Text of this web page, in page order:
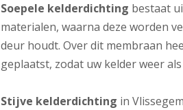
Soepele kelderdichting bestaat
materialen, waarna deze worden
deur houdt. Over dit membraan
geplaatst, zodat uw kelder weer
Stijve kelderdichting in